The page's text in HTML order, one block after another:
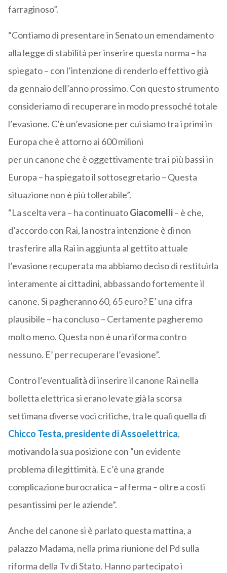
farraginoso”.
“Contiamo di presentare in Senato un emendamento
alla legge di stabilità per inserire questa norma – ha
spiegato – con l’intenzione di renderlo effettivo già
da gennaio dell’anno prossimo. Con questo strumento
consideriamo di recuperare in modo pressoché totale
l’evasione. C’è un’evasione per cui siamo tra i primi in
Europa che è attorno ai 600 milioni
per un canone che è oggettivamente tra i più bassi in
Europa – ha spiegato il sottosegretario – Questa
situazione non è più tollerabile”.
“La scelta vera – ha continuatoGiacomelli– è che,
d’accordo con Rai, la nostra intenzione è di non
trasferire alla Rai in aggiunta al gettito attuale
l’evasione recuperata ma abbiamo deciso di restituirla
interamente ai cittadini, abbassando fortemente il
canone. Si pagheranno 60, 65 euro? E’ una cifra
plausibile – ha concluso – Certamente pagheremo
molto meno. Questa non è una riforma contro
nessuno. E’ per recuperare l’evasione”.
Contro l’eventualità di inserire il canone Rai nella
bolletta elettrica si erano levate già la scorsa
settimana diverse voci critiche, tra le quali quella di
Chicco Testa, presidente di Assoelettrica,
motivando la sua posizione con “un evidente
problema di legittimità. E c’è una grande
complicazione burocratica – afferma – oltre a costi
pesantissimi per le aziende”.
Anche del canone si è parlato questa mattina, a
palazzo Madama, nella prima riunione del Pd sulla
riforma della Tv di Stato. Hanno partecipato i